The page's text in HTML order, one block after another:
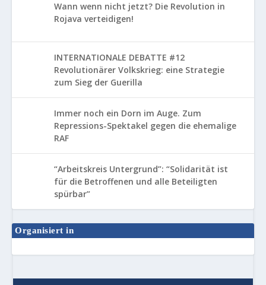
Wann wenn nicht jetzt? Die Revolution in
Rojava verteidigen!
INTERNATIONALE DEBATTE #12
Revolutionärer Volkskrieg: eine Strategie
zum Sieg der Guerilla
Immer noch ein Dorn im Auge. Zum
Repressions-Spektakel gegen die ehemalige
RAF
“Arbeitskreis Untergrund”: “Solidarität ist
für die Betroffenen und alle Beteiligten
spürbar”
Organisiert in